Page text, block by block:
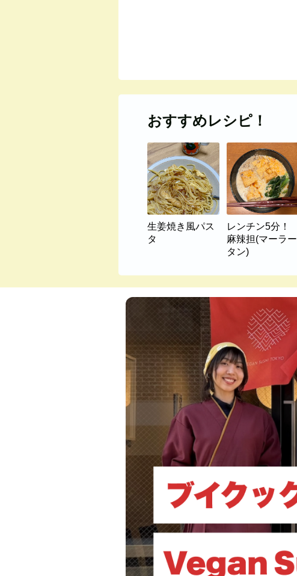
おすすめレシピ！
生姜焼き風パス
タ
レンチン5分！
麻辣担(マーラー
タン)